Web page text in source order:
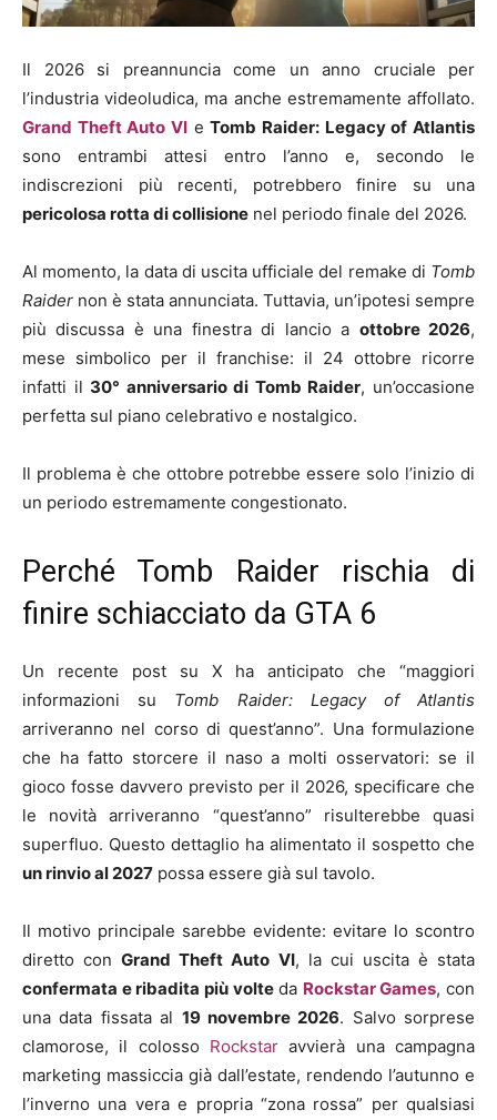
Il 2026 si preannuncia come un anno cruciale per
l’industria videoludica, ma anche estremamente affollato.
Grand Theft Auto VI eTomb Raider: Legacy of Atlantis
sono entrambi attesi entro l’anno e, secondo le
indiscrezioni più recenti, potrebbero finire su una
pericolosa rotta di collisione nel periodo finale del 2026.
Al momento, la data di uscita ufficiale del remake di Tomb
Raider non è stata annunciata. Tuttavia, un’ipotesi sempre
più discussa è una finestra di lancio a ottobre 2026,
mese simbolico per il franchise: il 24 ottobre ricorre
infatti il 30° anniversario di Tomb Raider, un’occasione
perfetta sul piano celebrativo e nostalgico.
Il problema è che ottobre potrebbe essere solo l’inizio di
un periodo estremamente congestionato.
Perché Tomb Raider rischia di
finire schiacciato da GTA 6
Un recente post su X ha anticipato che “maggiori
informazioni su Tomb Raider: Legacy of Atlantis
arriveranno nel corso di quest’anno”. Una formulazione
che ha fatto storcere il naso a molti osservatori: se il
gioco fosse davvero previsto per il 2026, specificare che
le novità arriveranno “quest’anno” risulterebbe quasi
superfluo. Questo dettaglio ha alimentato il sospetto che
un rinvio al 2027 possa essere già sul tavolo.
Il motivo principale sarebbe evidente: evitare lo scontro
diretto conGrand Theft Auto VI, la cui uscita è stata
confermata e ribadita più volteda Rockstar Games, con
una data fissata al 19 novembre 2026. Salvo sorprese
clamorose, il colosso Rockstar avvierà una campagna
marketing massiccia già dall’estate, rendendo l’autunno e
l’inverno una vera e propria “zona rossa” per qualsiasi